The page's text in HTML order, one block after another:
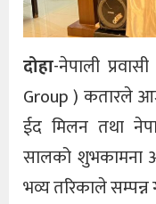
दोहा-नेपाली
Group ) कतारले
ईद मिलन तथा
सालको शुभकामना
भव्य तरिकाले